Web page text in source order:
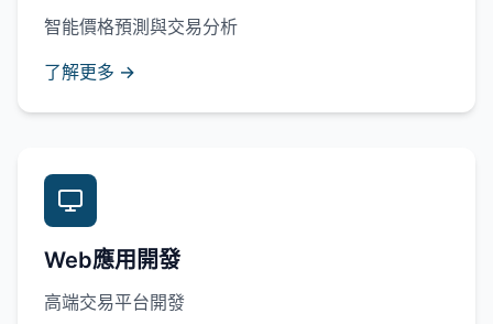
智能價格預測與交易分析
了解更多 →
Web應用開發
高端交易平台開發